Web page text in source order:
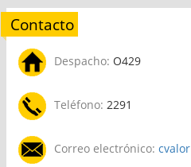
Contacto
Despacho: O429
Teléfono: 2291
Correo electrónico: cvalor